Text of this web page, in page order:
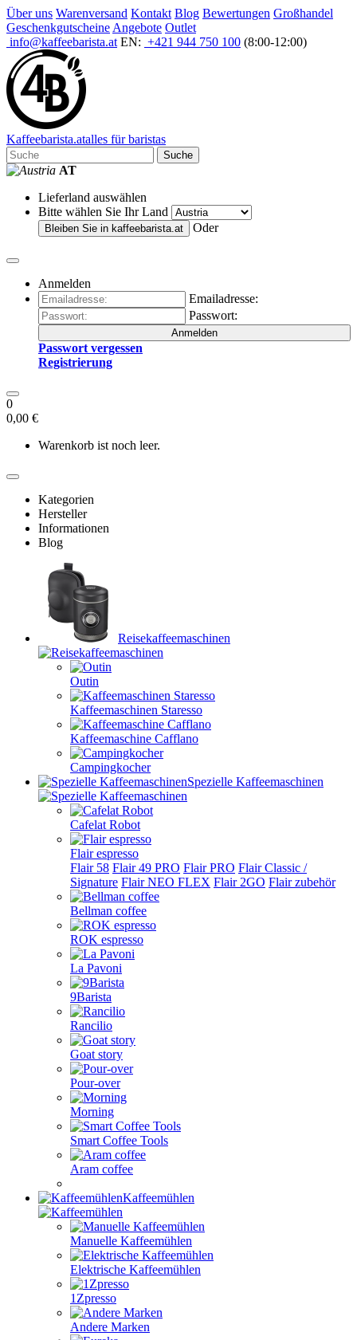
Über uns Warenversand Kontakt Blog Bewertungen Großhandel
Geschenkgutscheine Angebote Outlet
info@kaffeebarista.at EN: +421 944 750 100 (8:00-12:00)
Kaffeebarista.atalles für baristas
Suche
AT
Lieferland auswählen
Bitte wählen Sie Ihr Land
Bleiben Sie in kaffeebarista.at Oder
Anmelden
Emailadresse:
Passwort:
Anmelden
Passwort vergessen
Registrierung
0
0,00 €
Warenkorb ist noch leer.
Kategorien
Hersteller
Informationen
Blog
Reisekaffeemaschinen
Outin
Kaffeemaschinen Staresso
Kaffeemaschine Cafflano
Campingkocher
Spezielle Kaffeemaschinen
Cafelat Robot
Flair espresso
Flair 58 Flair 49 PRO Flair PRO Flair Classic /
Signature Flair NEO FLEX Flair 2GO Flair zubehör
Bellman coffee
ROK espresso
La Pavoni
9Barista
Rancilio
Goat story
Pour-over
Morning
Smart Coffee Tools
Aram coffee
Kaffeemühlen
Manuelle Kaffeemühlen
Elektrische Kaffeemühlen
1Zpresso
Andere Marken